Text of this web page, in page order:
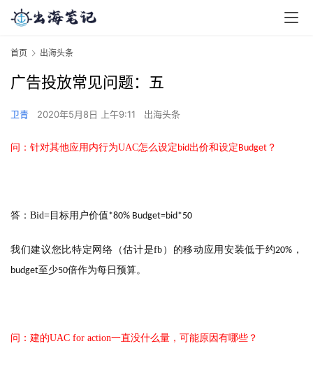
首页 出海头条
广告投放常见问题：五
卫青 2020年5月8日 上午9:11 出海头条
问：针对其他应用内行为UAC怎么设定bid出价和设定Budget ？
答： Bid= 目标用户价值*80% Budget=bid*50
我们建议您比特定网络（估计是fb ）的移动应用安装低于约20% ，
budget至少50倍作为每日预算。
问：建的UAC for action一直没什么量，可能原因有哪些？